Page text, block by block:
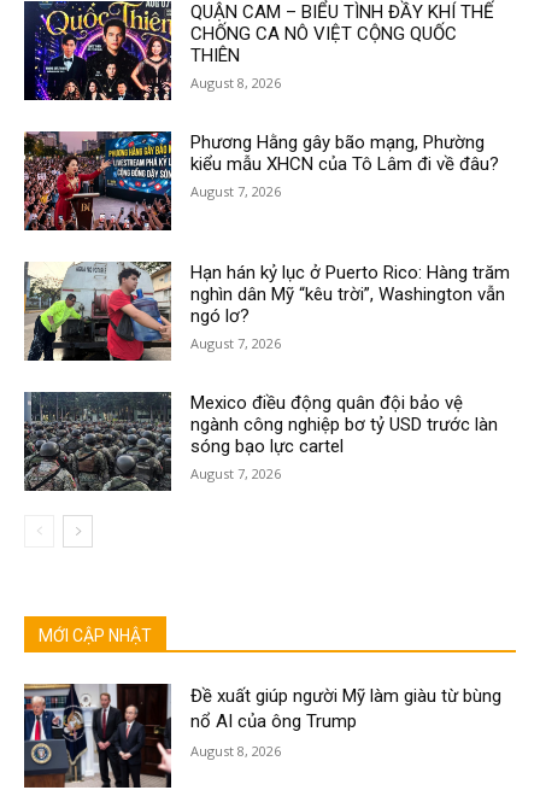
QUẬN CAM – BIỂU TÌNH ĐẦY KHÍ THẾ
CHỐNG CA NÔ VIỆT CỘNG QUỐC
THIÊN
August 8, 2026
Phương Hằng gây bão mạng, Phường
kiểu mẫu XHCN của Tô Lâm đi về đâu?
August 7, 2026
Hạn hán kỷ lục ở Puerto Rico: Hàng trăm
nghìn dân Mỹ “kêu trời”, Washington vẫn
ngó lơ?
August 7, 2026
Mexico điều động quân đội bảo vệ
ngành công nghiệp bơ tỷ USD trước làn
sóng bạo lực cartel
August 7, 2026
MỚI CẬP NHẬT
Đề xuất giúp người Mỹ làm giàu từ bùng
nổ AI của ông Trump
August 8, 2026